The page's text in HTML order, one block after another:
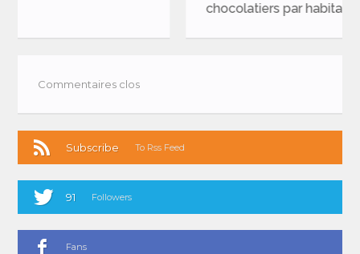
réveillon
Commentaires clos
Subscribe To Rss Feed
91 Followers
Fans